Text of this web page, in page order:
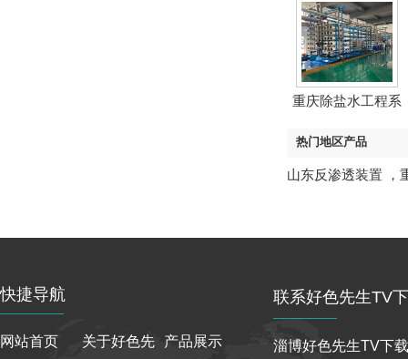
重庆除盐水工程系
热门地区产品
山东反渗透装置 ，
快捷导航
网站首页 关于好色先
产品展示
联系好色先生TV
淄博好色先生TV下